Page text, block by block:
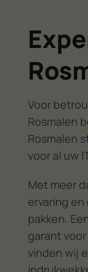
Voor
Rosmalen
Rosmalen
voor al uw
Met meer
ervaring
pakken.
garant
vinden wij